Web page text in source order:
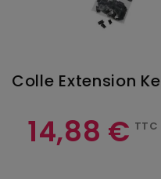
Colle Extension
14,88 € TTC